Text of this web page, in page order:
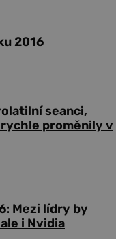
2016
seanci,
proměnily v
Mezi lídry by
i Nvidia